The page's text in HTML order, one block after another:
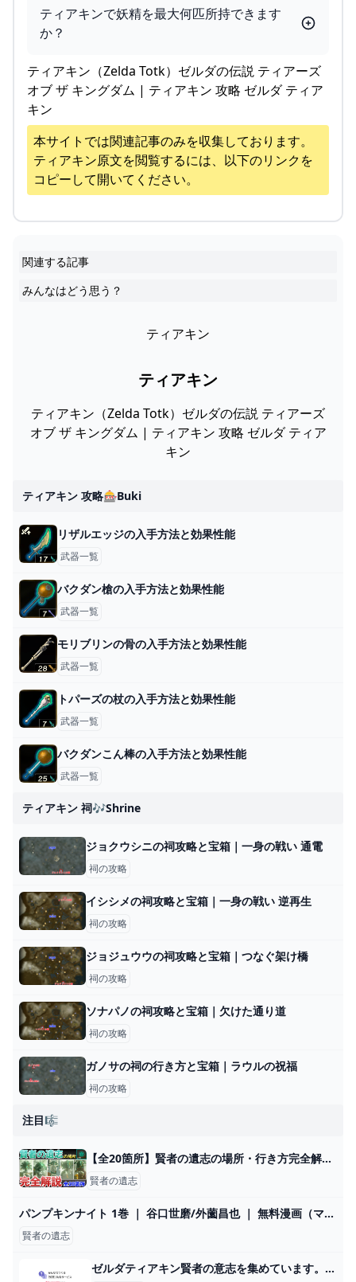
ティアキンで妖精を最大何匹所持できます
か？
ティアキン（Zelda Totk）ゼルダの伝説 ティアーズ
オブ ザ キングダム | ティアキン 攻略 ゼルダ ティア
キン
本サイトでは関連記事のみを収集しております。
ティアキン原文を閲覧するには、以下のリンクを
コピーして開いてください。
関連する記事
みんなはどう思う？
ティアキン
ティアキン
ティアキン（Zelda Totk）ゼルダの伝説 ティアーズ
オブ ザ キングダム | ティアキン 攻略 ゼルダ ティア
キン
ティアキン 攻略🎰buki
リザルエッジの入手方法と効果性能
武器一覧
バクダン槍の入手方法と効果性能
武器一覧
モリブリンの骨の入手方法と効果性能
武器一覧
トパーズの杖の入手方法と効果性能
武器一覧
バクダンこん棒の入手方法と効果性能
武器一覧
ティアキン 祠🎶shrine
ジョクウシニの祠攻略と宝箱｜一身の戦い 通電
祠の攻略
イシシメの祠攻略と宝箱｜一身の戦い 逆再生
祠の攻略
ジョジュウウの祠攻略と宝箱｜つなぐ架け橋
祠の攻略
ソナパノの祠攻略と宝箱｜欠けた通り道
祠の攻略
ガノサの祠の行き方と宝箱｜ラウルの祝福
祠の攻略
注目🎼
【全20箇所】賢者の遺志の場所・行き方完全解説【ティアキン】 - YouTube
賢者の遺志
パンプキンナイト 1巻 ｜ 谷口世磨/外薗昌也 ｜ 無料漫画（マンガ）ならコミックシーモア
賢者の遺志
ゼルダティアキン賢者の意志を集めています。しかしながらいろんな... - Yahoo!知恵袋